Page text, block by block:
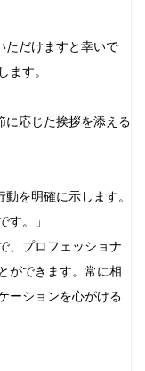
ただけますと幸いで
す。
応じた挨拶を添える
を明確に示します。
す。」
、プロフェッショナ
ができます。常に相
ーションを心がける